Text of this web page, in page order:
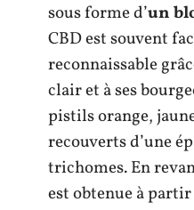
sous forme d’un
CBD est souvent
reconnaissable
clair et à ses
pistils orange,
recouverts d’une
trichomes. En
est obtenue à partir